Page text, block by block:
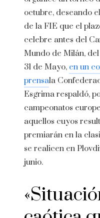
octubre, deseando
de la FIE que el
celebre antes del
Mundo de Milán,
31 de Mayo, en un
prensala
Esgrima respaldó,
campeonatos
aquellos cuyos
premiarán en la
se realicen en
junio.